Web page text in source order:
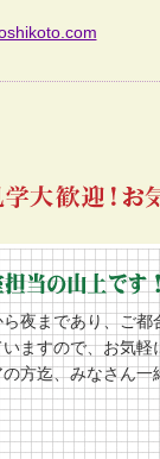
夜まであり、ご都
ますので、お気軽
方迄、みなさん一